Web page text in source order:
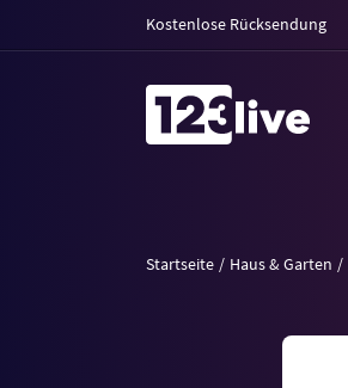
Kostenlose Rücksendung
Startseite Haus & Garten